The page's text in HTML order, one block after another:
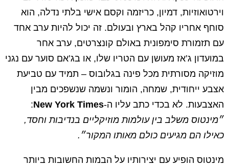
וירטואוזיות, דמיון, כריזמה וקסם אישי בלתי נדלה, הוא
סוחף אחריו קהל בארץ ובעולם. זה יכול להיות ערב אחד
עם תזמורת סימפונית באולם קונצרטים, ערב אחר
במועדון ג’אז מעושן עם הטריו שלו, או בג’אם סוער עם נגני
מוזיקה מסורתית מכל פינה בגלובוס – תמיד עם טביעת
אצבע ייחודית, שמחה, הומור ונשמה שנשפכים מבין
האצבעות. לא בכדי כתב עליו ה-New York Times
:
״מינטוס משלב בין עולמות מוזיקליים בנדיבות וחסד,
כאילו הם מגיעים כולם מאותו המקור״.
מינטוס הופיע עם יצירותיו על הבמות החשובות ביותר